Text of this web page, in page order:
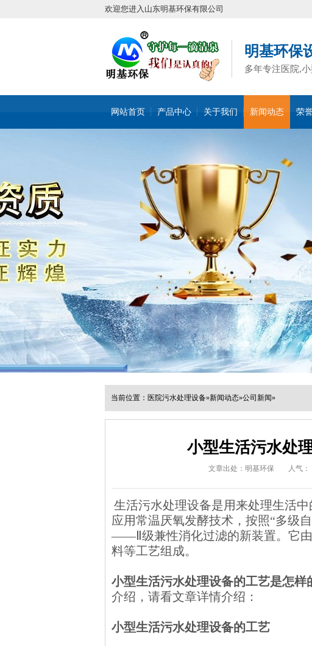
欢迎您进入山东明基环保有限公司
明基环保
多年专注医院,
网站首页 产品中心 关于我们 新闻动态 荣
当前位置： 医院污水处理设备»新闻动态»公司新闻»
小型生活污水处
文章出处：明基环保 人气：
生活污水处理设备是用来处理生活
应用常温厌氧发酵技术，按照“多级
——Ⅱ级兼性消化过滤的新装置。它
料等工艺组成。
小型生活污水处理设备的工艺是怎样
介绍，请看文章详情介绍：
小型生活污水处理设备的工艺